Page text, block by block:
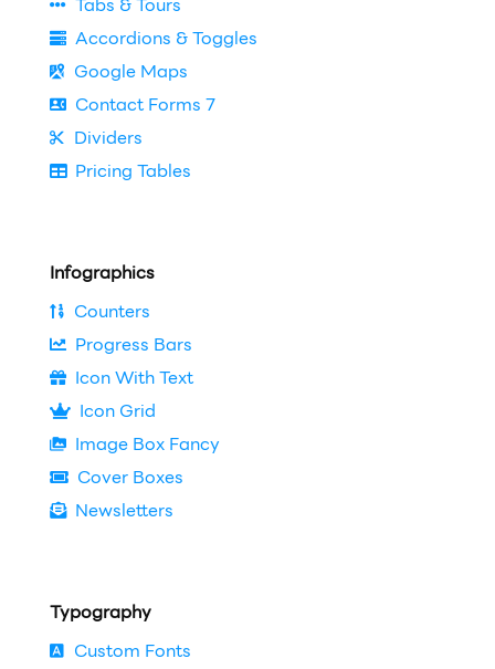
Accordions & Toggles
Google Maps
Contact Forms 7
Dividers
Pricing Tables
Infographics
Counters
Progress Bars
Icon With Text
Icon Grid
Image Box Fancy
Cover Boxes
Newsletters
Typography
Custom Fonts